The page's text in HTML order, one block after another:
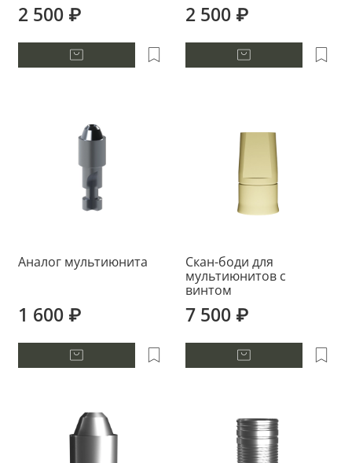
2 500 ₽ 2 500 ₽
Аналог мультиюнита
1 600 ₽
Скан-боди для
мультиюнитов с
винтом
7 500 ₽